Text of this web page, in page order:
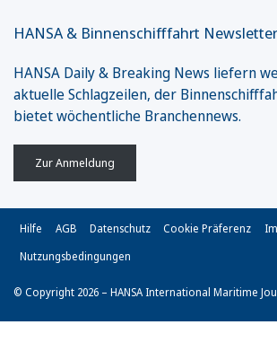
HANSA & Binnenschifffahrt Newsletter
HANSA Daily & Breaking News liefern
aktuelle Schlagzeilen, der
bietet wöchentliche Branchennews.
Zur Anmeldung
© Copyright 2026 – HANSA International Maritime
Hilfe AGB Datenschutz Cookie Präferenz
Nutzungsbedingungen